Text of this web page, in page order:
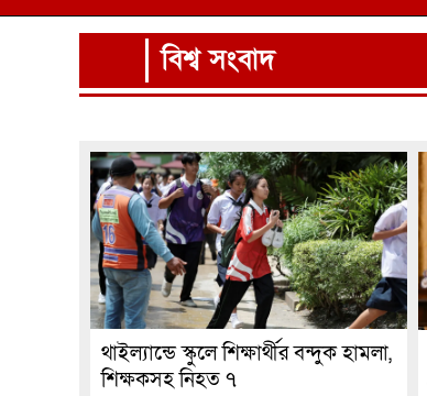
বিশ্ব সংবাদ
থাইল্যান্ডে স্কুলে শিক্ষার্থীর বন্দুক হামলা,
শিক্ষকসহ নিহত ৭